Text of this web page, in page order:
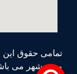
تمامی حقوق
محمدشهر می‌